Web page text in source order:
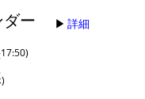
ー 詳細